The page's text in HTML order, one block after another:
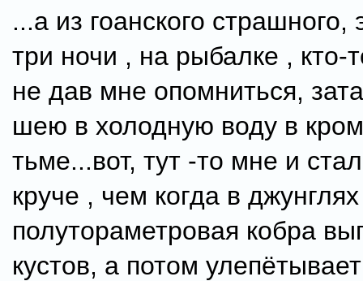
...а из гоанского страшного,
три ночи , на рыбалке , кто-
не дав мне опомниться,
шею в холодную воду в
тьме...вот, тут -то мне и
круче , чем когда в джунглях
полутораметровая кобра
кустов, а потом